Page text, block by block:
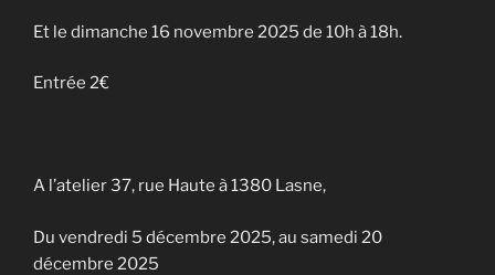
Et le dimanche 16 novembre 2025 de 10h à 18h.
Entrée 2€
A l’atelier 37, rue Haute à 1380 Lasne,
Du vendredi 5 décembre 2025, au samedi 20
décembre 2025